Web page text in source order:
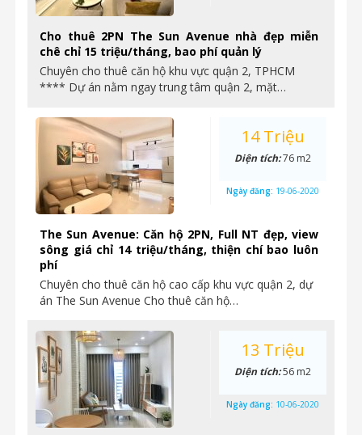
Cho thuê 2PN The Sun Avenue nhà đẹp miễn
chê chỉ 15 triệu/tháng, bao phí quản lý
Chuyên cho thuê căn hộ khu vực quận 2, TPHCM
**** Dự án nằm ngay trung tâm quận 2, mặt…
The Sun Avenue: Căn hộ 2PN, Full NT đẹp, view
sông giá chỉ 14 triệu/tháng, thiện chí bao luôn
phí
Chuyên cho thuê căn hộ cao cấp khu vực quận 2, dự
án The Sun Avenue Cho thuê căn hộ…
14 Triệu
Diện tích:76 m2
Ngày đăng: 19-06-2020
13 Triệu
Diện tích:56 m2
Ngày đăng: 10-06-2020